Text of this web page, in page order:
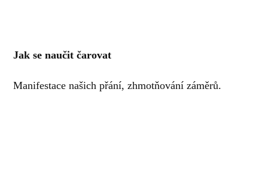
Jak se naučit čarovat
Manifestace našich přání, zhmotňování záměrů.